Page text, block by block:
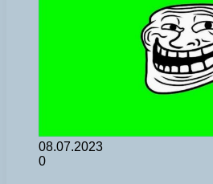
08.07.2023
0